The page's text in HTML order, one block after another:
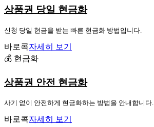
상품권 당일 현금화
신청 당일 현금을 받는 빠른 현금화 방법입니다.
바로콕자세히 보기
💰 현금화
상품권 안전 현금화
사기 없이 안전하게 현금화하는 방법을 안내합니다.
바로콕자세히 보기